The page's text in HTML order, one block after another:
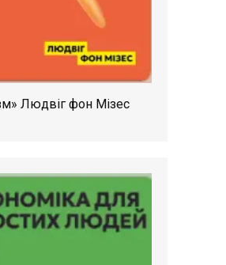
Людвіг фон Мізес